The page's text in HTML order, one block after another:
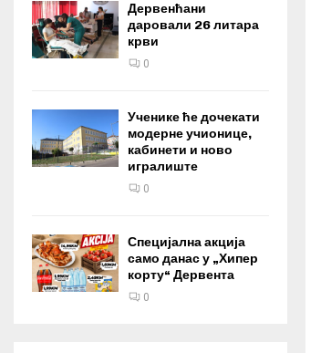
Дервенћани
даровали 26 литара
крви
0
Ученике ће дочекати
модерне учионице,
кабинети и ново
игралиште
0
Специјална акција
само данас у „Хипер
корту“ Дервента
0